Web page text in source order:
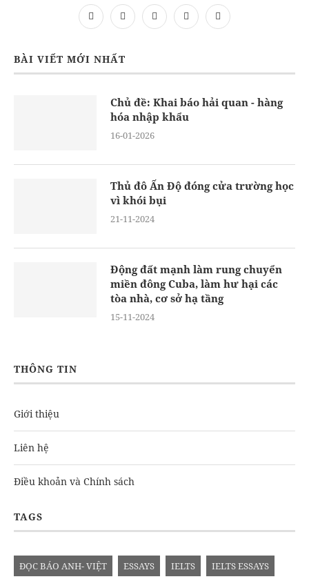
BÀI VIẾT MỚI NHẤT
Chủ đề: Khai báo hải quan - hàng
hóa nhập khẩu
16-01-2026
Thủ đô Ấn Độ đóng cửa trường học
vì khói bụi
21-11-2024
Động đất mạnh làm rung chuyển
miền đông Cuba, làm hư hại các
tòa nhà, cơ sở hạ tầng
15-11-2024
THÔNG TIN
Giới thiệu
Liên hệ
Điều khoản và Chính sách
TAGS
ĐỌC BÁO ANH- VIỆT ESSAYS IELTS IELTS ESSAYS